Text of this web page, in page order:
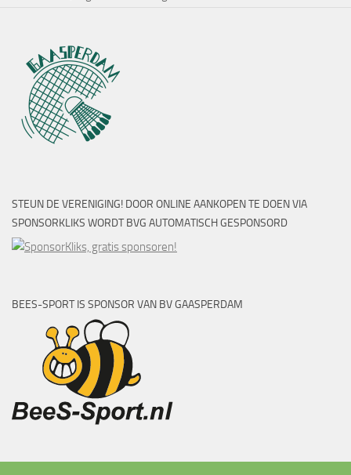
STEUN DE VERENIGING! DOOR ONLINE AANKOPEN TE DOEN VIA
SPONSORKLIKS WORDT BVG AUTOMATISCH GESPONSORD
BEES-SPORT IS SPONSOR VAN BV GAASPERDAM